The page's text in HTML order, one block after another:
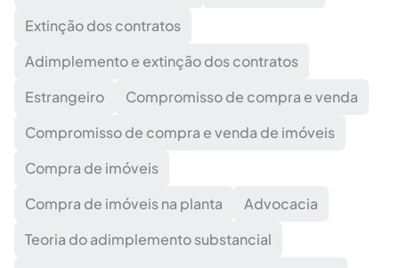
Extinção dos contratos
Adimplemento e extinção dos contratos
Estrangeiro
Compromisso de compra e venda
Compromisso de compra e venda de imóveis
Compra de imóveis
Compra de imóveis na planta
Advocacia
Teoria do adimplemento substancial